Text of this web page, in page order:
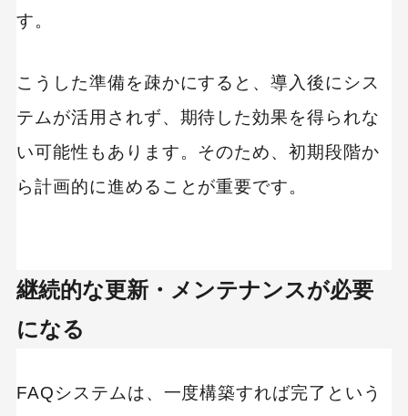
す。
こうした準備を疎かにすると、導入後にシス
テムが活用されず、期待した効果を得られな
い可能性もあります。そのため、初期段階か
ら計画的に進めることが重要です。
継続的な更新・メンテナンスが必要
になる
FAQシステムは、一度構築すれば完了という